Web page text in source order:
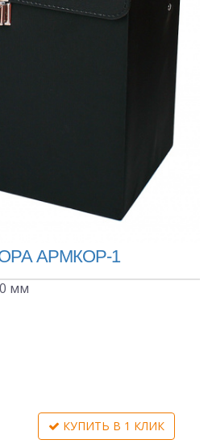
АРМКОР-1
мм
КУПИТЬ В 1 КЛИК